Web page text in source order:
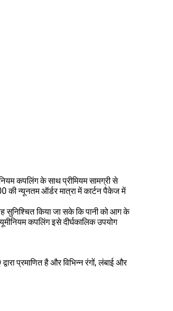
कपलिंग के साथ प्रीमियम सामग्री से
की न्यूनतम ऑर्डर मात्रा में कार्टन पैकेज में
किया जा सके कि पानी को आग के
कपलिंग इसे दीर्घकालिक उपयोग
प्रमाणित है और विभिन्न रंगों, लंबाई और